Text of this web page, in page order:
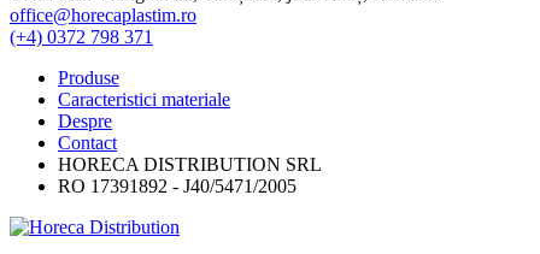
office@horecaplastim.ro
(+4) 0372 798 371
Produse
Caracteristici materiale
Despre
Contact
HORECA DISTRIBUTION SRL
RO 17391892 - J40/5471/2005